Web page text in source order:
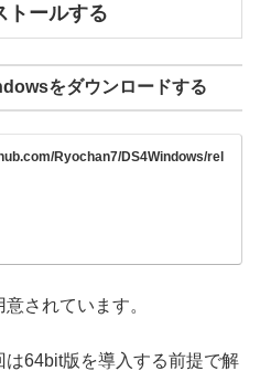
トールする
をダウンロードする
Ryochan7/DS4Windows/rel
されています。
64bit版を導入する前提で解